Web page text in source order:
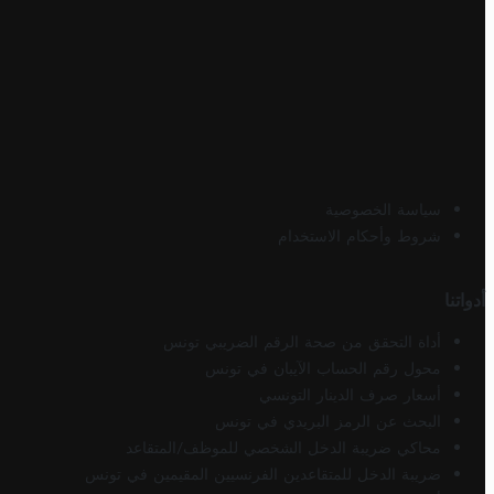
سياسة الخصوصية
شروط وأحكام الاستخدام
أدواتنا
أداة التحقق من صحة الرقم الضريبي تونس
محول رقم الحساب الآيبان في تونس
أسعار صرف الدينار التونسي
البحث عن الرمز البريدي في تونس
محاكي ضريبة الدخل الشخصي للموظف/المتقاعد
ضريبة الدخل للمتقاعدين الفرنسيين المقيمين في تونس